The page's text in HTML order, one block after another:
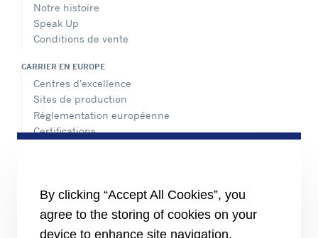
Notre histoire
Speak Up
Conditions de vente
CARRIER EN EUROPE
Centres d'excellence
Sites de production
Réglementation européenne
Certifications
RESSOURCES
Brochures
Vidéos
By clicking “Accept All Cookies”, you
agree to the storing of cookies on your
device to enhance site navigation,